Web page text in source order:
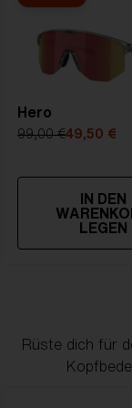
Hero
99,00 €49,50 €
IN DEN
LEGEN
Rüste dich für